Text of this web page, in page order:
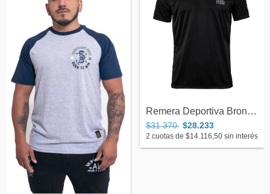
Remera Deportiva Bronx Entrenamiento C/...
$31.370 $28.233
2 cuotas de $14.116,50sin interés